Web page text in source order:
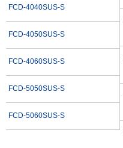
FCD-4040SUS-S
FCD-4050SUS-S
FCD-4060SUS-S
FCD-5050SUS-S
FCD-5060SUS-S